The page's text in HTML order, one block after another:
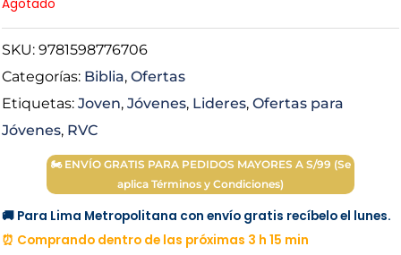
was:
S/ 85.00.
Agotado
SKU: 9781598776706
Categorías: Biblia, Ofertas
Etiquetas: Joven, Jóvenes, Lideres, Ofertas para
Jóvenes, RVC
🏍 ENVÍO GRATIS PARA PEDIDOS MAYORES A S/99 (Se
aplica Términos y Condiciones)
🚚 Para Lima Metropolitana con envío gratis recíbelo el lunes.
⏰ Comprando dentro de las próximas 3 h 15 min